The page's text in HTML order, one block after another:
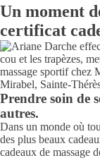
Un moment
certificat
Prendre soin de
autres.
Dans un monde où
des plus beaux
cadeaux de massage